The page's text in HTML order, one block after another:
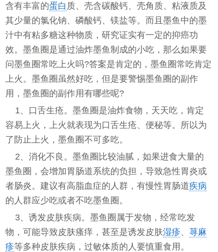
含有丰富的蛋白 质、壳含碳酸钙、壳角质、粘液质及
其少量的氯化钠、磷酸钙、镁盐等。而且墨鱼中的墨
汁中有粘多糖这种物质，研究证实有一定的抑癌功
效。墨鱼圈是通过油炸墨鱼制成的小吃，那么如果要
问墨鱼圈常吃上火吗?答案是肯定的，墨鱼圈常吃肯定
上火。墨鱼圈虽然好吃，但是要警惕墨鱼圈的副作
用，墨鱼圈的副作用有哪些呢?
1、口舌生疮。墨鱼圈是油炸食物，天天吃，肯定
容易上火，上火就表现为口舌生疮、便秘等。所以为
了防止上火，墨鱼圈不可多吃。
2、消化不良。墨鱼圈比较油腻，如果进食大量的
墨鱼圈，会增加胃肠道系统的负担，导致急性胃炎或
者肠炎。建议有高脂血症的人群，有慢性胃肠道疾病
的人群应少吃或者不吃墨鱼圈。
3、诱发皮肤疾病。墨鱼圈属于发物，经常吃发
物，可能导致皮肤瘙痒，甚至是诱发皮肤湿疹、荨麻
疹等多种皮肤疾病，过敏体质的人要慎重食用。